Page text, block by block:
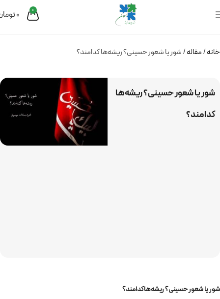
0
0
خانه مقاله شور یا شعور حسینی؟ ریشه‌ها کدامند؟
شور یا شعور حسینی؟ ریشه‌ها
کدامند؟
شور یا شعور حسینی؟ ریشه‌ها کدامند؟